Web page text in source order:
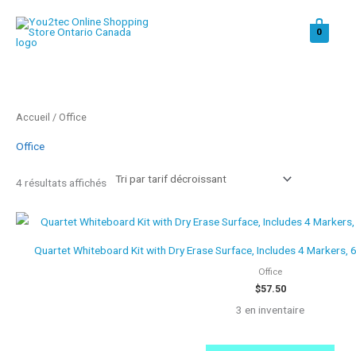
contenu
0
Accueil / Office
Office
4 résultats affichés
Quartet Whiteboard Kit with Dry Erase Surface, Includes 4 Markers,
Office
$57.50
3 en inventaire